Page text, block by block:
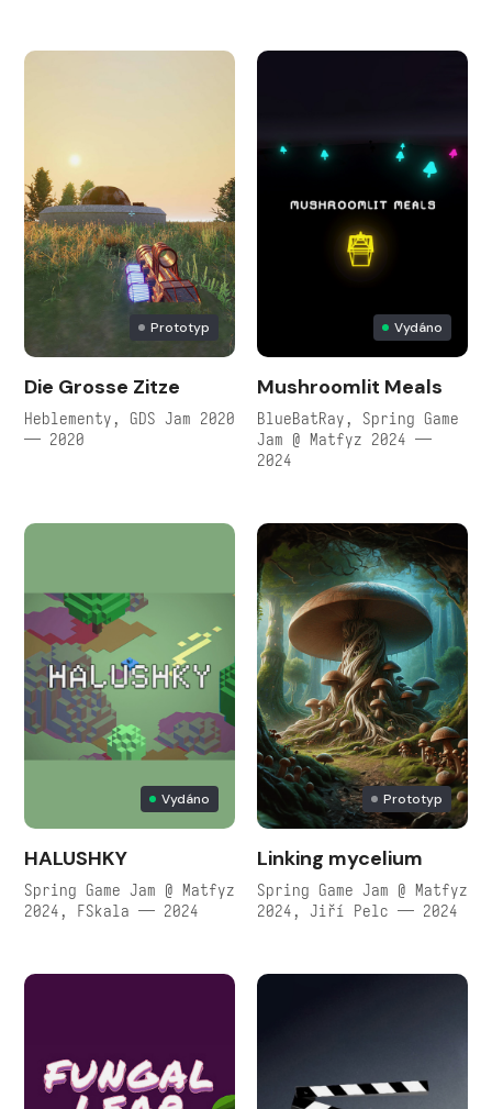
Prototyp
Die Grosse Zitze
Heblementy, GDS Jam 2020
— 2020
Vydáno
Mushroomlit Meals
BlueBatRay, Spring Game
Jam @ Matfyz 2024 —
2024
Vydáno
HALUSHKY
Spring Game Jam @ Matfyz
2024, FSkala — 2024
Prototyp
Linking mycelium
Spring Game Jam @ Matfyz
2024, Jiří Pelc — 2024